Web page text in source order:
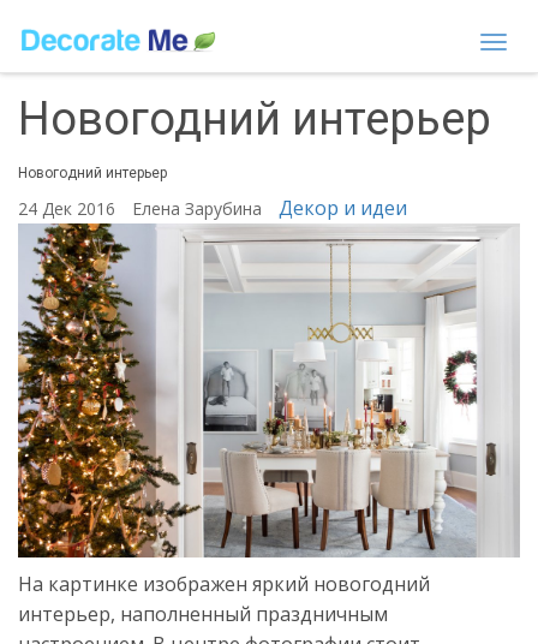
Новогодний интерьер
Новогодний интерьер
24 Дек 2016 Елена Зарубина Декор и идеи
На картинке изображен яркий новогодний
интерьер, наполненный праздничным